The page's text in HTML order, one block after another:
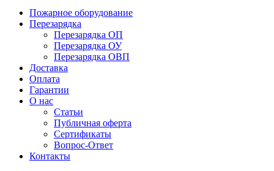
Пожарное оборудование
Перезарядка
Перезарядка ОП
Перезарядка ОУ
Перезарядка ОВП
Доставка
Оплата
Гарантии
О нас
Статьи
Публичная оферта
Сертификаты
Вопрос-Ответ
Контакты